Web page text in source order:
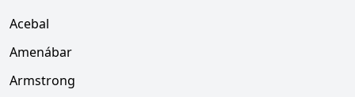
Acebal
Amenábar
Armstrong